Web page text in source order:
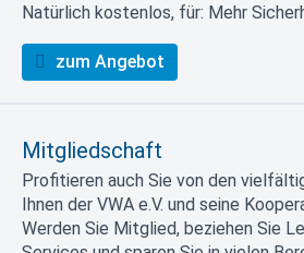
Natürlich kostenlos, für: Mehr
zum Angebot
Mitgliedschaft
Profitieren auch Sie von den
Ihnen der VWA e.V. und seine
Werden Sie Mitglied, beziehen Sie